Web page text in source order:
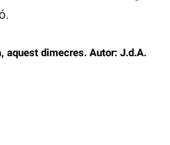
aquest dimecres. Autor: J.d.A.